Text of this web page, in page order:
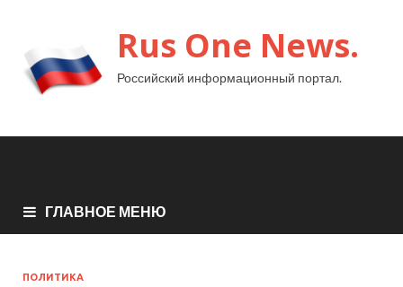
Rus One News.
Российский информационный портал.
ГЛАВНОЕ МЕНЮ
ПОЛИТИКА